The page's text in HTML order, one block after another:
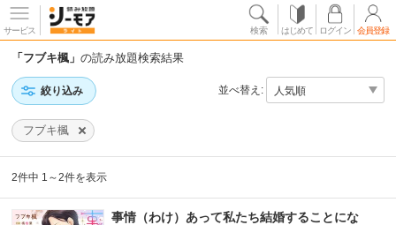
サービス 検索 はじめて ログイン 会員登録
「フブキ楓」の読み放題検索結果
絞り込み 並べ替え:
フブキ楓
2件中 1～2件を表示
事情（わけ）あって私たち結婚することにな